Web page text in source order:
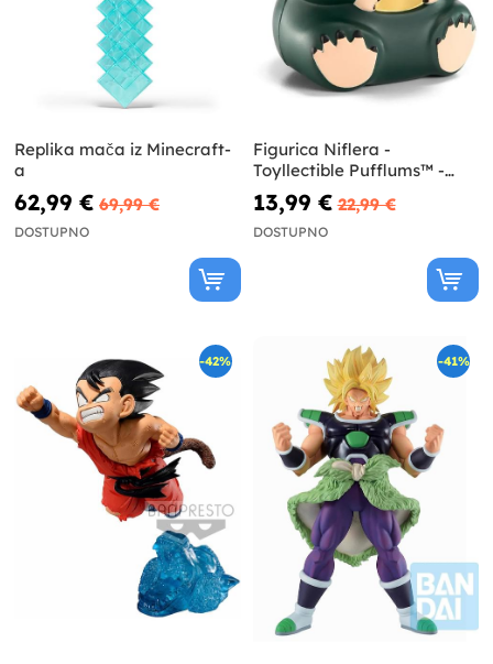
Replika mača iz Minecraft-
a
62,99 € 69,99 €
DOSTUPNO
Figurica Niflera -
Toyllectible Pufflums™ -
Fantastična stvorenja
13,99 € 22,99 €
DOSTUPNO
-42% -41%